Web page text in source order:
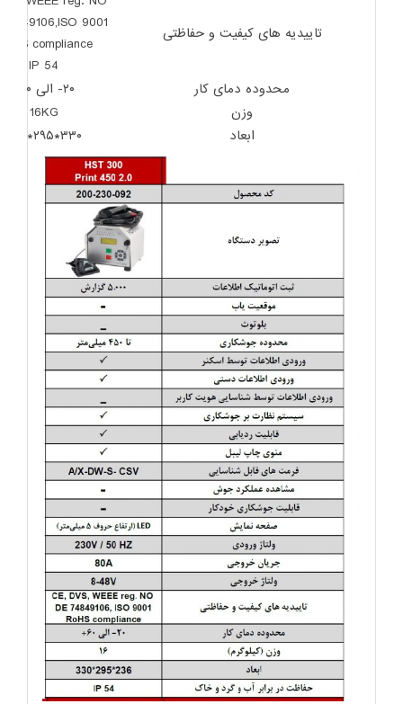
تاییدیه های کیفیت و حفاظتی
9001
compliance,
IP 54
محدوده دمای کار
۲۰- الی ۶۰+
وزن
16KG
ابعاد
۳۳۰*۲۹۵*۲۳۶